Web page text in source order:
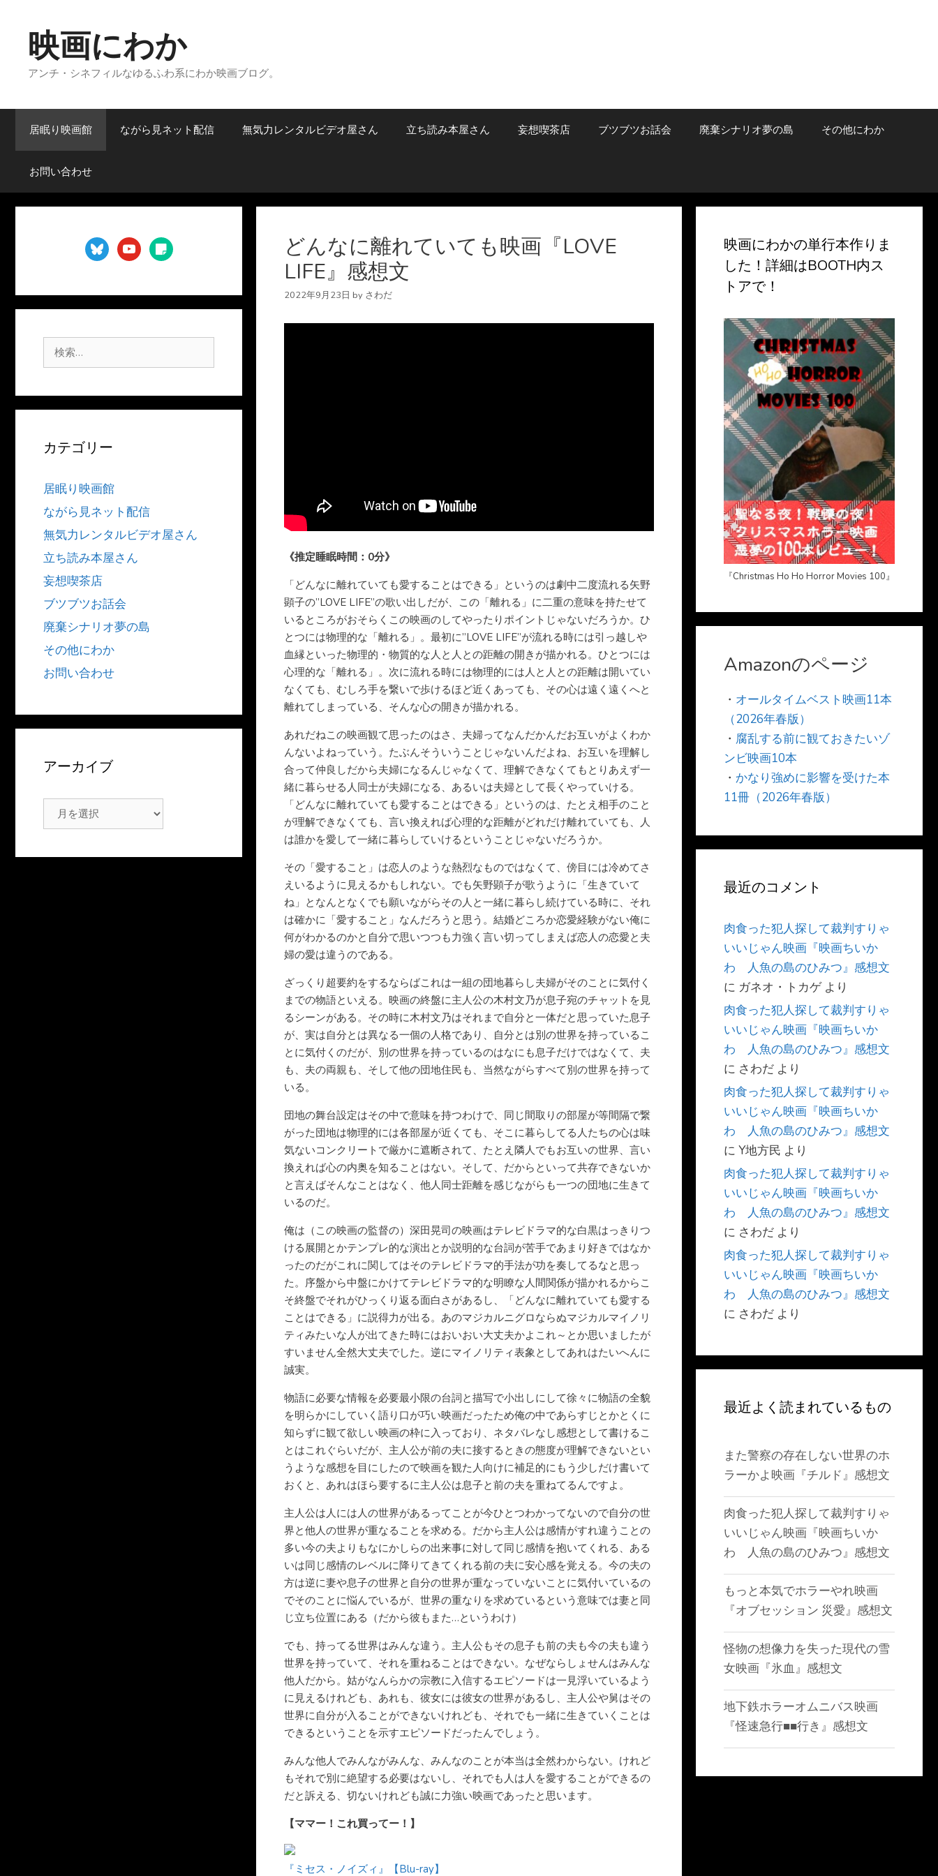
ス
映画にわか
アンチ・シネフィルなゆるふわ系にわか映画ブログ。
居眠り映画館 ながら見ネット配信 無気力レンタルビデオ屋さん 立ち読み本屋さん 妄想喫茶店 ブツブツお話会 廃棄シナリオ夢の島 その他にわか
お問い合わせ
どんなに離れていても映画『LOVE
LIFE』感想文
2022年9月23日 by さわだ
《推定睡眠時間：0分》
「どんなに離れていても愛することはできる」というのは劇中二度流れる矢野
顕子の”LOVE LIFE”の歌い出しだが、この「離れる」に二重の意味を持たせて
いるところがおそらくこの映画のしてやったりポイントじゃないだろうか。ひ
とつには物理的な「離れる」。最初に”LOVE LIFE”が流れる時には引っ越しや
血縁といった物理的・物質的な人と人との距離の開きが描かれる。ひとつには
心理的な「離れる」。次に流れる時には物理的には人と人との距離は開いてい
なくても、むしろ手を繋いで歩けるほど近くあっても、その心は遠く遠くへと
離れてしまっている、そんな心の開きが描かれる。
あれだねこの映画観て思ったのはさ、夫婦ってなんだかんだお互いがよくわか
んないよねっていう。たぶんそういうことじゃないんだよね、お互いを理解し
合って仲良しだから夫婦になるんじゃなくて、理解できなくてもとりあえず一
緒に暮らせる人同士が夫婦になる、あるいは夫婦として長くやっていける。
「どんなに離れていても愛することはできる」というのは、たとえ相手のこと
が理解できなくても、言い換えれば心理的な距離がどれだけ離れていても、人
は誰かを愛して一緒に暮らしていけるということじゃないだろうか。
その「愛すること」は恋人のような熱烈なものではなくて、傍目には冷めてさ
えいるように見えるかもしれない。でも矢野顕子が歌うように「生きていて
ね」となんとなくでも願いながらその人と一緒に暮らし続けている時に、それ
は確かに「愛すること」なんだろうと思う。結婚どころか恋愛経験がない俺に
何がわかるのかと自分で思いつつも力強く言い切ってしまえば恋人の恋愛と夫
婦の愛は違うのである。
ざっくり超要約をするならばこれは一組の団地暮らし夫婦がそのことに気付く
までの物語といえる。映画の終盤に主人公の木村文乃が息子宛のチャットを見
るシーンがある。その時に木村文乃はそれまで自分と一体だと思っていた息子
が、実は自分とは異なる一個の人格であり、自分とは別の世界を持っているこ
とに気付くのだが、別の世界を持っているのはなにも息子だけではなくて、夫
も、夫の両親も、そして他の団地住民も、当然ながらすべて別の世界を持って
いる。
団地の舞台設定はその中で意味を持つわけで、同じ間取りの部屋が等間隔で繋
がった団地は物理的には各部屋が近くても、そこに暮らしてる人たちの心は味
気ないコンクリートで厳かに遮断されて、たとえ隣人でもお互いの世界、言い
換えれば心の内奥を知ることはない。そして、だからといって共存できないか
と言えばそんなことはなく、他人同士距離を感じながらも一つの団地に生きて
いるのだ。
俺は（この映画の監督の）深田晃司の映画はテレビドラマ的な白黒はっきりつ
ける展開とかテンプレ的な演出とか説明的な台詞が苦手であまり好きではなか
ったのだがこれに関してはそのテレビドラマ的手法が功を奏してるなと思っ
た。序盤から中盤にかけてテレビドラマ的な明瞭な人間関係が描かれるからこ
そ終盤でそれがひっくり返る面白さがあるし、「どんなに離れていても愛する
ことはできる」に説得力が出る。あのマジカルニグロならぬマジカルマイノリ
ティみたいな人が出てきた時にはおいおい大丈夫かよこれ～とか思いましたが
すいません全然大丈夫でした。逆にマイノリティ表象としてあれはたいへんに
誠実。
物語に必要な情報を必要最小限の台詞と描写で小出しにして徐々に物語の全貌
を明らかにしていく語り口が巧い映画だったため俺の中であらすじとかとくに
知らずに観て欲しい映画の枠に入っており、ネタバレなし感想として書けるこ
とはこれぐらいだが、主人公が前の夫に接するときの態度が理解できないとい
うような感想を目にしたので映画を観た人向けに補足的にもう少しだけ書いて
おくと、あれはほら要するに主人公は息子と前の夫を重ねてるんですよ。
主人公は人には人の世界があるってことが今ひとつわかってないので自分の世
界と他人の世界が重なることを求める。だから主人公は感情がすれ違うことの
多い今の夫よりもなにかしらの出来事に対して同じ感情を抱いてくれる、ある
いは同じ感情のレベルに降りてきてくれる前の夫に安心感を覚える。今の夫の
方は逆に妻や息子の世界と自分の世界が重なっていないことに気付いているの
でそのことに悩んでいるが、世界の重なりを求めているという意味では妻と同
じ立ち位置にある（だから彼もまた…というわけ）
でも、持ってる世界はみんな違う。主人公もその息子も前の夫も今の夫も違う
世界を持っていて、それを重ねることはできない。なぜならしょせんはみんな
他人だから。姑がなんらかの宗教に入信するエピソードは一見浮いているよう
に見えるけれども、あれも、彼女には彼女の世界があるし、主人公や舅はその
世界に自分が入ることができないけれども、それでも一緒に生きていくことは
できるということを示すエピソードだったんでしょう。
みんな他人でみんながみんな、みんなのことが本当は全然わからない。けれど
もそれで別に絶望する必要はないし、それでも人は人を愛することができるの
だと訴える、切ないけれども誠に力強い映画であったと思います。
【ママー！これ買ってー！】
『ミセス・ノイズィ』【Blu-ray】
blueskyyoutubesticky-
note
索:
カテゴリー
居眠り映画館
ながら見ネット配信
無気力レンタルビデオ屋さん
立ち読み本屋さん
妄想喫茶店
ブツブツお話会
廃棄シナリオ夢の島
その他にわか
お問い合わせ
アーカイブ
ー
映画にわかの単行本作りま
した！詳細はBOOTH内ス
トアで！
『Christmas Ho Ho Horror Movies 100』
Amazonのページ
・ オールタイムベスト映画11本
（2026年春版）
・ 腐乱する前に観ておきたいゾ
ンビ映画10本
・ かなり強めに影響を受けた本
11冊（2026年春版）
最近のコメント
肉食った犯人探して裁判すりゃ
いいじゃん映画『映画ちいか
わ 人魚の島のひみつ』感想文
に ガネオ・トカゲより
肉食った犯人探して裁判すりゃ
いいじゃん映画『映画ちいか
わ 人魚の島のひみつ』感想文
に さわだ より
肉食った犯人探して裁判すりゃ
いいじゃん映画『映画ちいか
わ 人魚の島のひみつ』感想文
に Y地方民 より
肉食った犯人探して裁判すりゃ
いいじゃん映画『映画ちいか
わ 人魚の島のひみつ』感想文
に さわだ より
肉食った犯人探して裁判すりゃ
いいじゃん映画『映画ちいか
わ 人魚の島のひみつ』感想文
に さわだ より
最近よく読まれているもの
また警察の存在しない世界のホ
ラーかよ映画『チルド』感想文
肉食った犯人探して裁判すりゃ
いいじゃん映画『映画ちいか
わ 人魚の島のひみつ』感想文
もっと本気でホラーやれ映画
『オブセッション 災愛』感想文
怪物の想像力を失った現代の雪
女映画『氷血』感想文
地下鉄ホラーオムニバス映画
『怪速急行■■行き』感想文